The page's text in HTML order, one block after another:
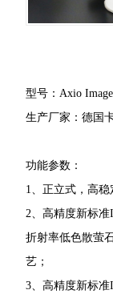
型号：Axio
生产厂家：德国
功能参数：
1、正立式，高稳
2、高精度新标准
折射率低色散萤
艺；
3、高精度新标准